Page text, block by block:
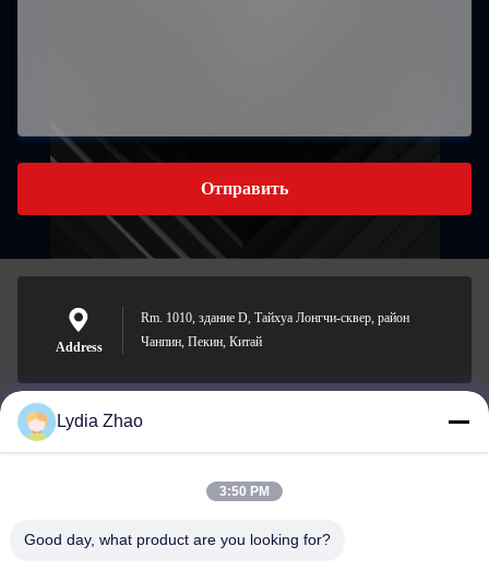
Отправить
Address
Rm. 1010, здание D, Тайхуа Лонгчи-сквер, район
Чанпин, Пекин, Китай
jesingd@vip.sina.com
Lydia Zhao
3:50 PM
Good day, what product are you looking for?